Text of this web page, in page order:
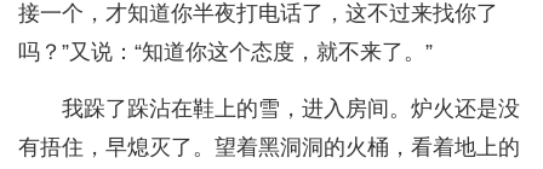
接一个，才知道你半夜打电话了，这不过来找你了
吗？”又说：“知道你这个态度，就不来了。”
我跺了跺沾在鞋上的雪，进入房间。炉火还是没
有捂住，早熄灭了。望着黑洞洞的火桶，看着地上的